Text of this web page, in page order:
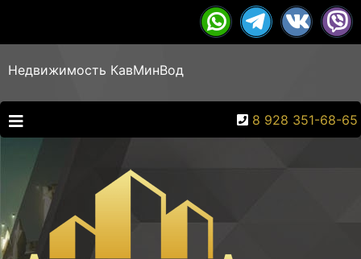
Недвижимость КавМинВод
8 928 351-68-65